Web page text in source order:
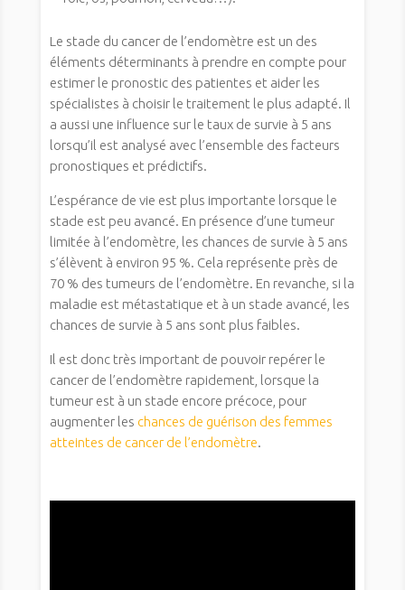
Le stade du cancer de l’endomètre est un des
éléments déterminants à prendre en compte pour
estimer le pronostic des patientes et aider les
spécialistes à choisir le traitement le plus adapté. Il
a aussi une influence sur le taux de survie à 5 ans
lorsqu’il est analysé avec l’ensemble des facteurs
pronostiques et prédictifs.
L’espérance de vie est plus importante lorsque le
stade est peu avancé. En présence d’une tumeur
limitée à l’endomètre, les chances de survie à 5 ans
s’élèvent à environ 95 %. Cela représente près de
70 % des tumeurs de l’endomètre. En revanche, si la
maladie est métastatique et à un stade avancé, les
chances de survie à 5 ans sont plus faibles.
Il est donc très important de pouvoir repérer le
cancer de l’endomètre rapidement, lorsque la
tumeur est à un stade encore précoce, pour
augmenter les chances de guérison des femmes
atteintes de cancer de l’endomètre.